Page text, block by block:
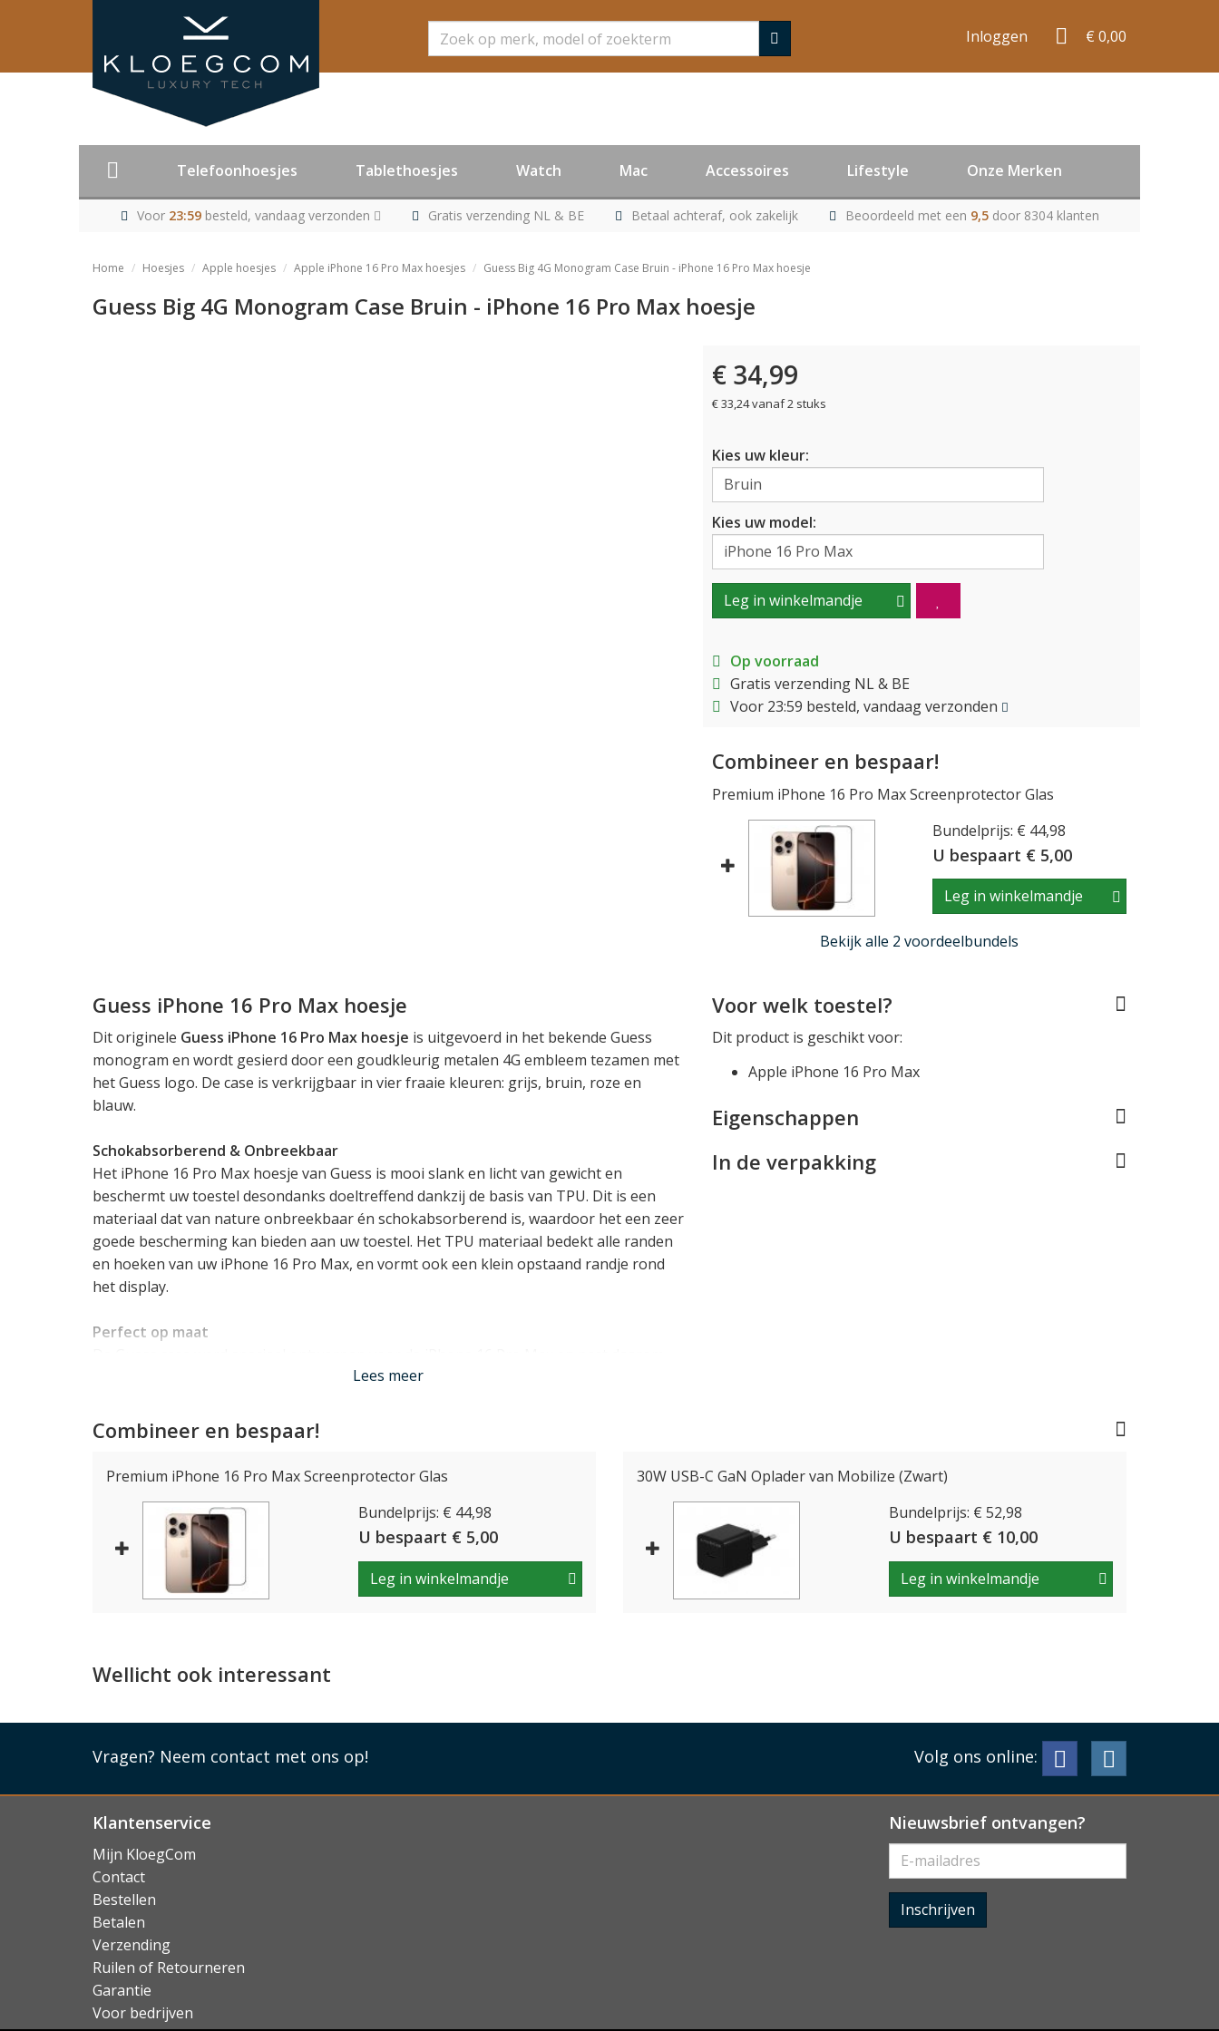
Zoeken Inloggen € 0,00
Telefoonhoesjes Tablethoesjes Watch Mac Accessoires Lifestyle Onze Merken
Voor 23:59besteld, vandaag verzonden Gratis verzending NL & BE Betaal achteraf, ook zakelijk Beoordeeld met een 9,5 door 8304 klanten
Home Hoesjes Apple hoesjes Apple iPhone 16 Pro Max hoesjes Guess Big 4G Monogram Case Bruin - iPhone 16 Pro Max hoesje
Guess Big 4G Monogram Case Bruin - iPhone 16 Pro Max hoesje
€ 34,99
€ 33,24 vanaf 2 stuks
Kies uw kleur:
Kies uw model:
Leg in winkelmandje
Op voorraad
Gratis verzending NL & BE
Voor 23:59 besteld, vandaag verzonden
Combineer en bespaar!
Premium iPhone 16 Pro Max Screenprotector Glas
Bundelprijs: € 44,98
U bespaart € 5,00
Leg in winkelmandje
Bekijk alle 2 voordeelbundels
Guess iPhone 16 Pro Max hoesje
Dit originele Guess iPhone 16 Pro Max hoesje is uitgevoerd in het bekende Guess
monogram en wordt gesierd door een goudkleurig metalen 4G embleem tezamen met
het Guess logo. De case is verkrijgbaar in vier fraaie kleuren: grijs, bruin, roze en
blauw.
Schokabsorberend & Onbreekbaar
Het iPhone 16 Pro Max hoesje van Guess is mooi slank en licht van gewicht en
beschermt uw toestel desondanks doeltreffend dankzij de basis van TPU. Dit is een
materiaal dat van nature onbreekbaar én schokabsorberend is, waardoor het een zeer
goede bescherming kan bieden aan uw toestel. Het TPU materiaal bedekt alle randen
en hoeken van uw iPhone 16 Pro Max, en vormt ook een klein opstaand randje rond
het display.
Perfect op maat
als gegoten. Alle knopjes kunt u blijven gebruiken, de Lightning aansluiting blijft vrij
Guess embleem achterop niet compatible met draadloos opladen of MagSafe.
Lees meer
Voor welk toestel?
Dit product is geschikt voor:
Apple iPhone 16 Pro Max
Eigenschappen
In de verpakking
Combineer en bespaar!
Premium iPhone 16 Pro Max Screenprotector Glas
Bundelprijs: € 44,98
U bespaart € 5,00
Leg in winkelmandje
30W USB-C GaN Oplader van Mobilize (Zwart)
Bundelprijs: € 52,98
U bespaart € 10,00
Leg in winkelmandje
Wellicht ook interessant
Vragen? Neem contact met ons op! Volg ons online:
Klantenservice
Mijn KloegCom
Contact
Bestellen
Betalen
Verzending
Ruilen of Retourneren
Garantie
Voor bedrijven
Nieuwsbrief ontvangen?
Inschrijven